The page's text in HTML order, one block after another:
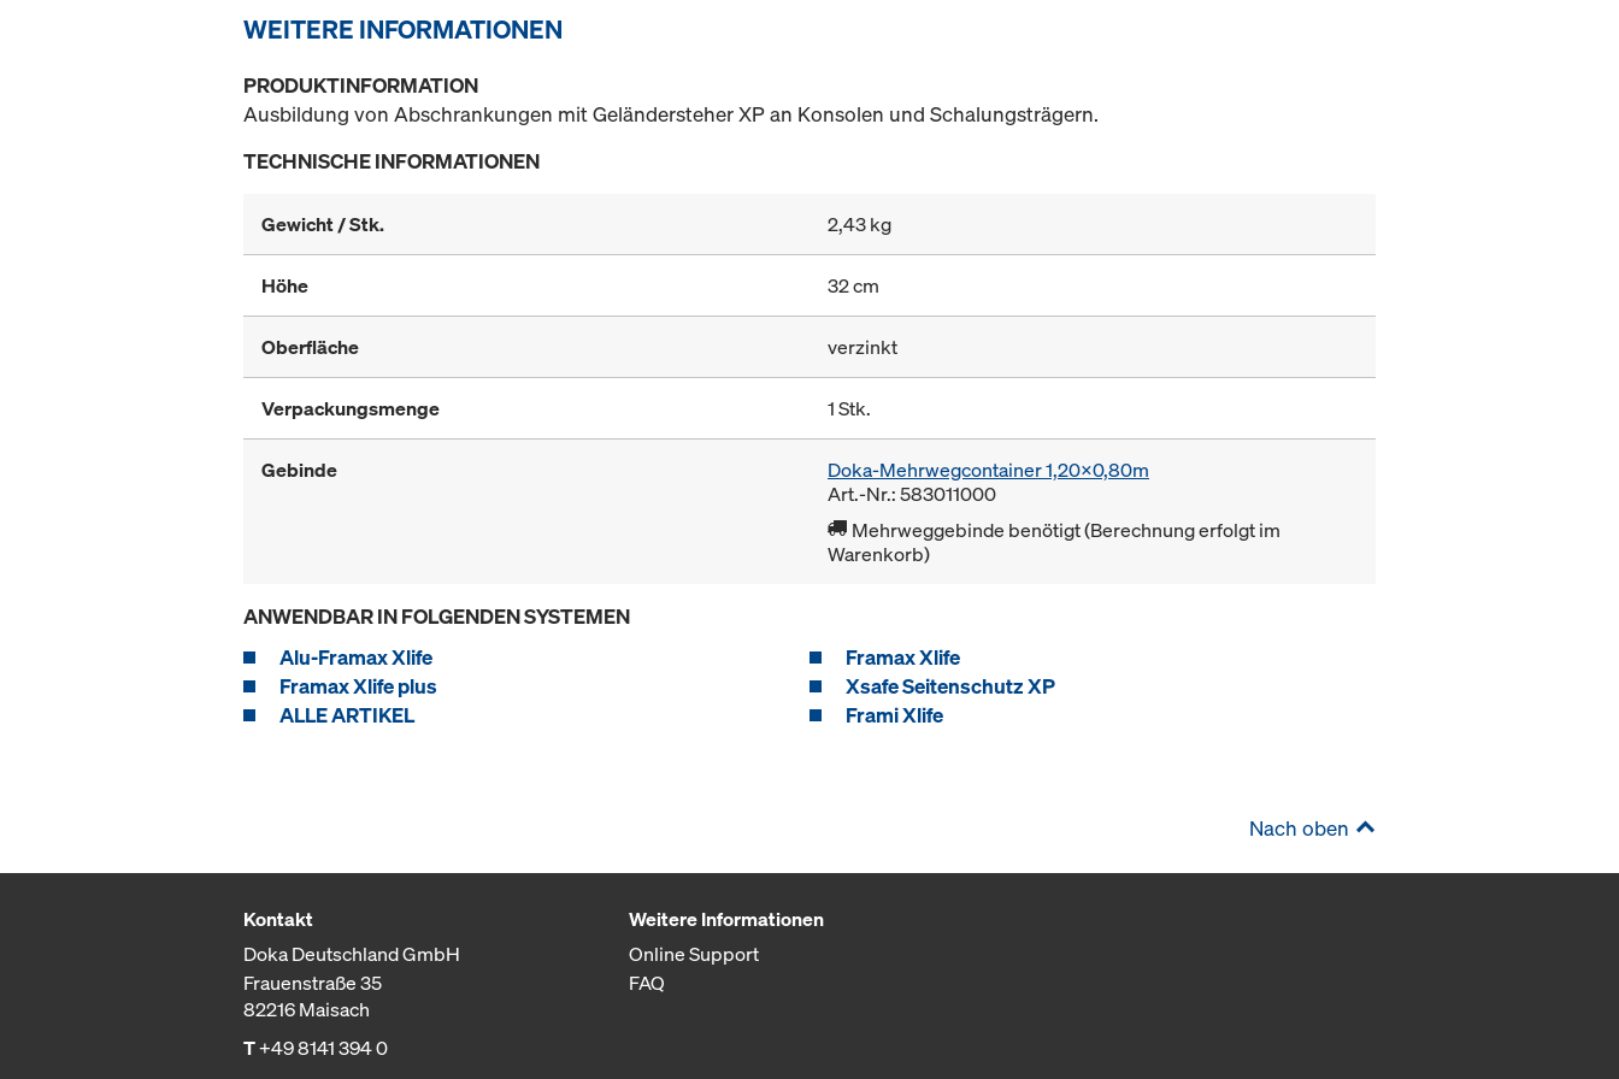
WEITERE INFORMATIONEN
PRODUKTINFORMATION
Ausbildung von Abschrankungen mit Geländersteher XP an Konsolen und Schalungsträgern.
TECHNISCHE INFORMATIONEN
Gewicht / Stk. 2,43 kg
Höhe 32 cm
Oberfläche verzinkt
Verpackungsmenge 1 Stk.
Gebinde
Doka-Mehrwegcontainer 1,20x0,80m
Art.-Nr.: 583011000
Mehrweggebinde benötigt (Berechnung erfolgt im
Warenkorb)
ANWENDBAR IN FOLGENDEN SYSTEMEN
Alu-Framax Xlife
Framax Xlife
Framax Xlife plus
Xsafe Seitenschutz XP
ALLE ARTIKEL
Frami Xlife
Nach oben
Kontakt
Doka Deutschland GmbH
Frauenstraße 35
82216 Maisach
T+49 8141 394 0
Weitere Informationen
Online Support
FAQ